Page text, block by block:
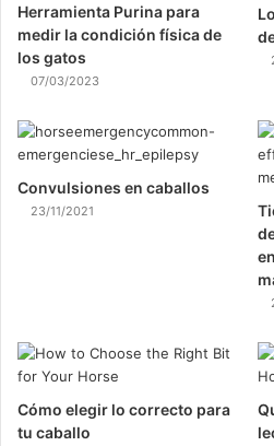
Herramienta Purina para
medir la condición física de
los gatos
07/03/2023
Convulsiones en caballos
23/11/2021
Cómo elegir lo correcto para
tu caballo